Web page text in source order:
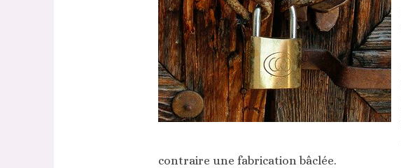
contraire une fabrication bâclée.